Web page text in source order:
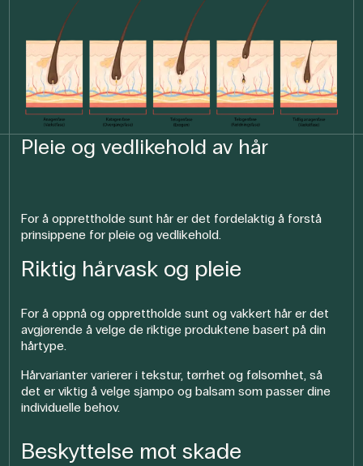
Pleie og vedlikehold av hår
For å opprettholde sunt hår er det fordelaktig å forstå
prinsippene for pleie og vedlikehold.
Riktig hårvask og pleie
For å oppnå og opprettholde sunt og vakkert hår er det
avgjørende å velge de riktige produktene basert på din
hårtype.
Hårvarianter varierer i tekstur, tørrhet og følsomhet, så
det er viktig å velge sjampo og balsam som passer dine
individuelle behov.
Beskyttelse mot skade